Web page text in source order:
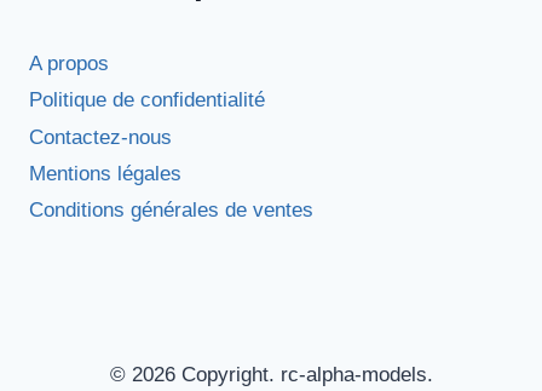
A propos
Politique de confidentialité
Contactez-nous
Mentions légales
Conditions générales de ventes
© 2026 Copyright. rc-alpha-models.